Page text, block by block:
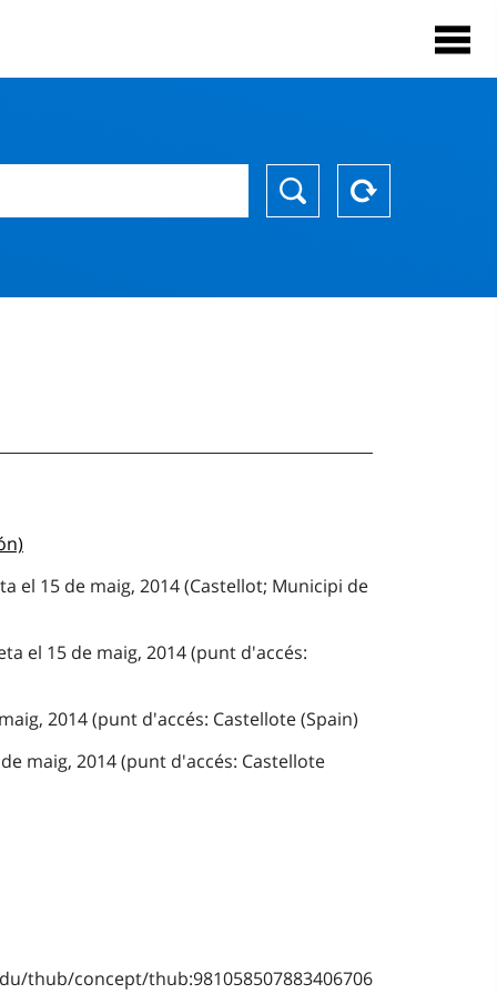
el 15 de maig, 2014 (Castellot; Municipi de
el 15 de maig, 2014 (punt d'accés:
2014 (punt d'accés: Castellote (Spain)
maig, 2014 (punt d'accés: Castellote
thub/concept/thub:981058507883406706